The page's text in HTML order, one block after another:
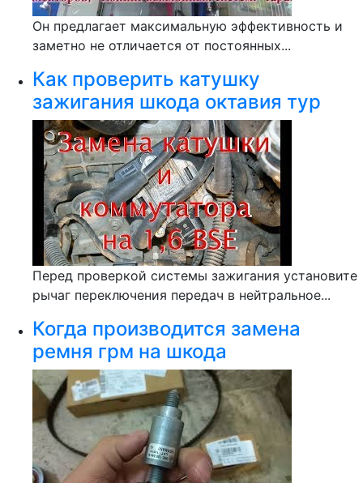
Он предлагает максимальную эффективность и
заметно не отличается от постоянных...
Как проверить катушку
зажигания шкода октавия тур
Перед проверкой системы зажигания установите
рычаг переключения передач в нейтральное...
Когда производится замена
ремня грм на шкода